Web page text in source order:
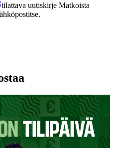
tilattava uutiskirje Matkoista